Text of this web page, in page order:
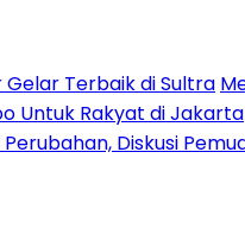
Terbaik di Sultra
Untuk Rakyat di Jakarta
Diskusi